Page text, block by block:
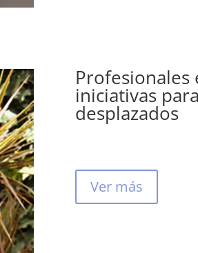
Profesionales
iniciativas
desplazados
Ver más